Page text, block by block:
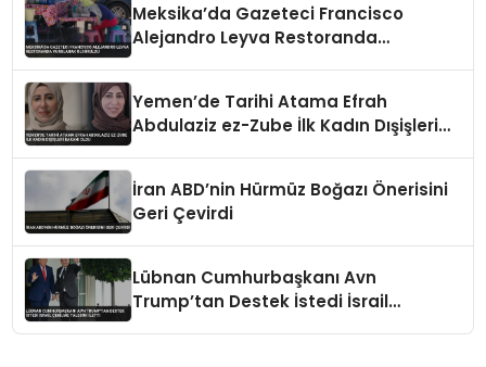
Meksika’da Gazeteci Francisco
Alejandro Leyva Restoranda
Yemen’de Tarihi Atama Efrah
Abdulaziz ez-Zube İlk Kadın Dışişleri
İran ABD’nin Hürmüz Boğazı Önerisini
Geri Çevirdi
Lübnan Cumhurbaşkanı Avn
Trump’tan Destek İstedi İsrail